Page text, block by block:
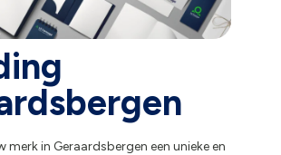
merk in Geraardsbergen een unieke en